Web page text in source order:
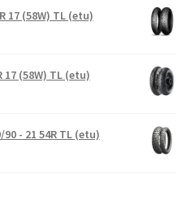
17 (58W) TL (etu)
17 (58W) TL (etu)
- 21 54R TL (etu)